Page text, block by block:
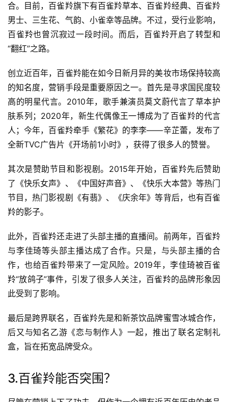
合。目前，百雀羚旗下有百雀羚草本、百雀羚经典、百雀羚
男士、三生花、气韵、小雀幸等品牌。不过，受行业影响，
百雀羚也曾沉寂过一段时间。而后，百雀羚开启了转型和
“翻红”之路。
创立近百年，百雀羚能在如今日新月异的美妆市场保持较高
的知名度，营销手段是重要原因之一。首先是寻求国民度较
高的明星代言。2010年，歌手兼演员莫文蔚代言了草本护
肤系列；2020年，新生代偶像王一博成为了百雀羚的代言
人；今年，百雀羚牵手《繁花》的李李——辛芷蕾，发布了
全新TVC广告片《开场前1小时》，获得了很多人的赞誉。
其次是赞助节目和影视剧。2015年开始，百雀羚先后赞助
了《快乐女声》、《中国好声音》、《快乐大本营》等热门
节目，热门影视剧《有翡》、《庆余年》等背后，也有百雀
羚的影子。
此外，百雀羚还走进了头部主播的直播间。前两年，百雀羚
与李佳琦等头部主播达成了合作。只是，与头部主播的合
作，也给百雀羚带来了一定风险。2019年，李佳琦被百雀
羚“放鸽子”事件，引发了很多人关注，百雀羚的品牌形象因
此受到了影响。
最后是跨界联名，百雀羚先是和新茶饮品牌蜜雪冰城合作，
后又与知名乙游《恋与制作人》一起，推出了联名定制礼
盒，旨在拓宽品牌受众。
3.百雀羚能否突围？